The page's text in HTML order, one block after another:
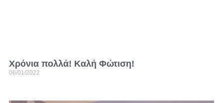
Χρόνια πολλά! Καλή Φώτιση!
06/01/2022